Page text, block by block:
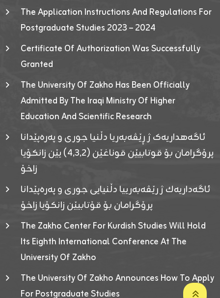
The Application Instructions And Regulations For
Postgraduate Studies 2023 – 2024
Certificate Of Authorization Was Successfully
Granted
The University Of Zakho Has Been Officially
Admitted By The Iraqi Ministry Of Higher
Education And Scientific Research
ئاگەهداریەک ژ ڕێڤەبەریا دڵنیا جوری و پەرەپێدانا
پرۆگرامان بۆ قوتابیێن قوناغێن (٤٫٣٫٢) یێن زانکۆیا
زاخۆ
ئاگەداریەك ژ رێڤەبەرییا دڵنیایی جوری و پەرەپێدانا
پرۆگرامان بۆ قۆتابیێن زانکۆیا زاخۆ
The Zakho Center For Kurdish Studies Will Hold
Its Eighth International Conference At The
University Of Zakho
The University Of Zakho Announces How To Apply
For Postgraduate Studies